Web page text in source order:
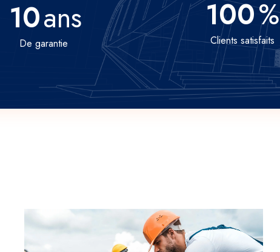
10ans
De garantie
100%
Clients satisfaits